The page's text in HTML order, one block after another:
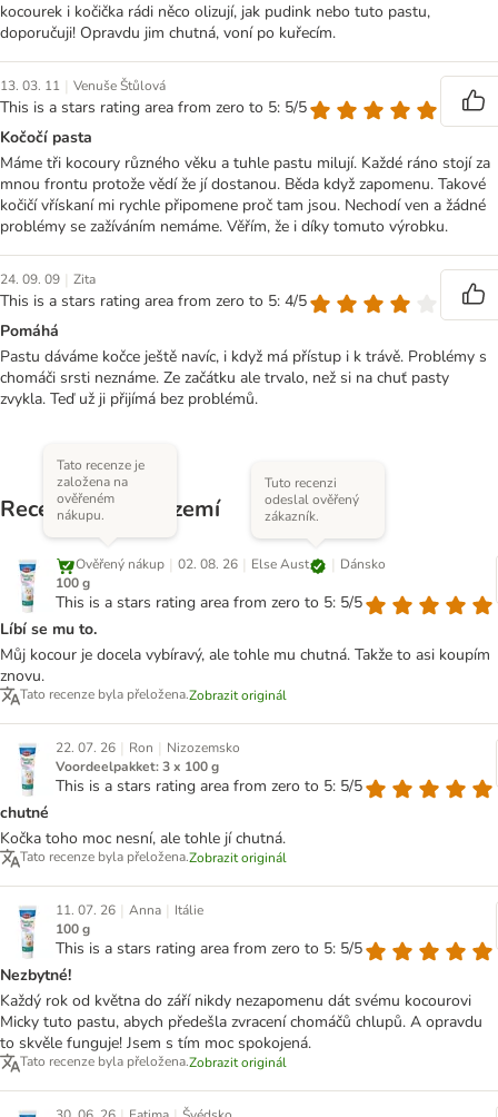
kocourek i kočička rádi něco olizují, jak pudink nebo tuto pastu,
doporučuji! Opravdu jim chutná, voní po kuřecím.
13. 03. 11 | Venuše Štůlová
This is a stars rating area from zero to 5: 5/5
Kočočí pasta
Máme tři kocoury různého věku a tuhle pastu milují. Každé ráno stojí za
mnou frontu protože vědí že jí dostanou. Běda když zapomenu. Takové
kočičí vřískaní mi rychle připomene proč tam jsou. Nechodí ven a žádné
problémy se zažíváním nemáme. Věřím, že i díky tomuto výrobku.
24. 09. 09 | Zita
This is a stars rating area from zero to 5: 4/5
Pomáhá
Pastu dáváme kočce ještě navíc, i když má přístup i k trávě. Problémy s
chomáči srsti neznáme. Ze začátku ale trvalo, než si na chuť pasty
zvykla. Teď už ji přijímá bez problémů.
Recenze z jiných zemí
Ověřený nákup
Tato recenze je
založena na
ověřeném
nákupu.
| 02. 08. 26 | Else Aust
Tuto recenzi
odeslal ověřený
zákazník.
| Dánsko
100 g
This is a stars rating area from zero to 5: 5/5
Líbí se mu to.
Můj kocour je docela vybíravý, ale tohle mu chutná. Takže to asi koupím
znovu.
Tato recenze byla přeložena.Zobrazit originál
22. 07. 26 | Ron | Nizozemsko
Voordeelpakket: 3 x 100 g
This is a stars rating area from zero to 5: 5/5
chutné
Kočka toho moc nesní, ale tohle jí chutná.
Tato recenze byla přeložena.Zobrazit originál
11. 07. 26 | Anna | Itálie
100 g
This is a stars rating area from zero to 5: 5/5
Nezbytné!
Každý rok od května do září nikdy nezapomenu dát svému kocourovi
Micky tuto pastu, abych předešla zvracení chomáčů chlupů. A opravdu
to skvěle funguje! Jsem s tím moc spokojená.
Tato recenze byla přeložena.Zobrazit originál